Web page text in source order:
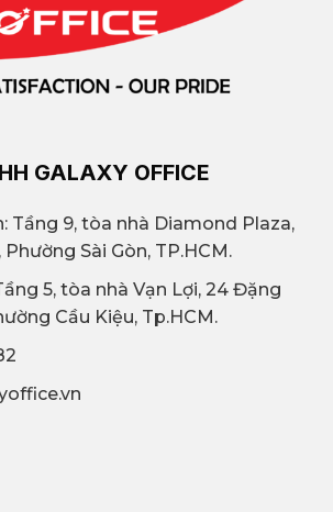
GALAXY OFFICE
Tầng 9, tòa nhà Diamond Plaza,
Sài Gòn, TP.HCM.
ầng 5, tòa nhà Vạn Lợi, 24 Đặng
Cầu Kiệu, Tp.HCM.